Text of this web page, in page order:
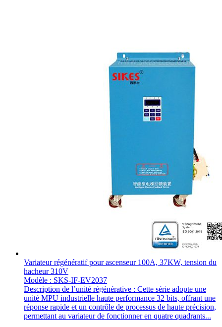
Variateur régénératif pour ascenseur 100A, 37KW, tension du
hacheur 310V
Modèle : SKS-IF-EV2037
Description de l’unité régénérative : Cette série adopte une
unité MPU industrielle haute performance 32 bits, offrant une
réponse rapide et un contrôle de processus de haute précision,
permettant au variateur de fonctionner en quatre quadrants...